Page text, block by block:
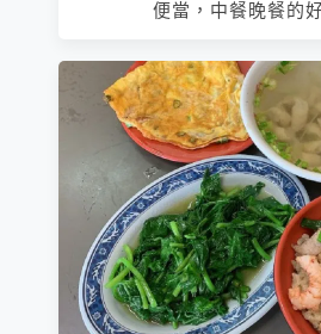
便當，中餐晚餐的